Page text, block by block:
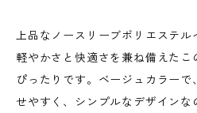
上品なノースリーブポリエステル
軽やかさと快適さを兼ね備えたこ
ぴったりです。ベージュカラー
せやすく、シンプルなデザインな